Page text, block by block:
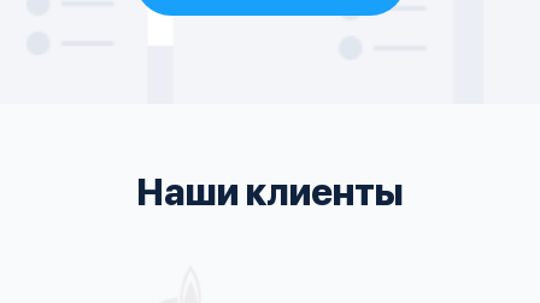
Наши клиенты